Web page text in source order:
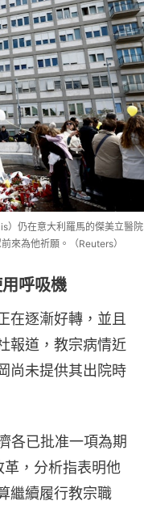
）仍在意大利羅馬的傑美立醫院
來為他祈願。（Reuters）
呼吸機
在逐漸好轉，並且
報道，教宗病情近
尚未提供其出院時
各已批准一項為期
，分析指表明他
繼續履行教宗職